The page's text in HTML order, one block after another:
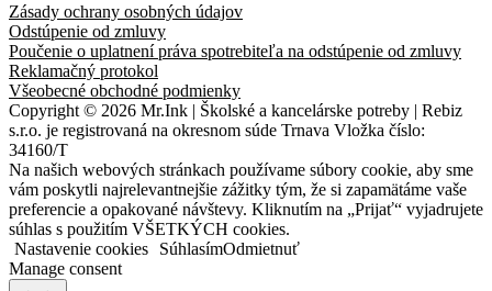
Zásady ochrany osobných údajov
Odstúpenie od zmluvy
Poučenie o uplatnení práva spotrebiteľa na odstúpenie od zmluvy
Reklamačný protokol
Všeobecné obchodné podmienky
Copyright © 2026 Mr.Ink | Školské a kancelárske potreby | Rebiz
s.r.o. je registrovaná na okresnom súde Trnava Vložka číslo:
34160/T
Na našich webových stránkach používame súbory cookie, aby sme
vám poskytli najrelevantnejšie zážitky tým, že si zapamätáme vaše
preferencie a opakované návštevy. Kliknutím na „Prijať“ vyjadrujete
súhlas s použitím VŠETKÝCH cookies.
Nastavenie cookies
SúhlasímOdmietnuť
Manage consent